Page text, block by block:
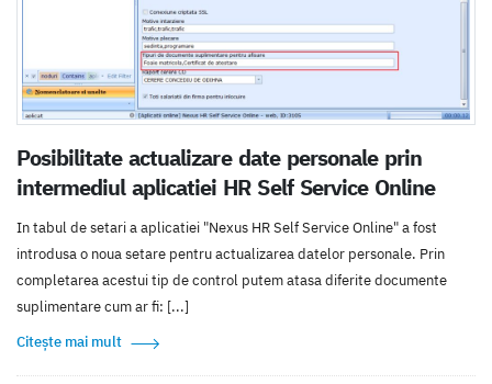
Posibilitate actualizare date personale prin
intermediul aplicatiei HR Self Service Online
In tabul de setari a aplicatiei "Nexus HR Self Service Online" a fost
introdusa o noua setare pentru actualizarea datelor personale. Prin
completarea acestui tip de control putem atasa diferite documente
suplimentare cum ar fi: [...]
Citește mai mult